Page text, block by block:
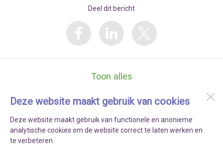
Deze website maakt gebruik van cookies
Deze website maakt gebruik van functionele en anonieme
analytische cookies om de website correct te laten werken en
te verbeteren.
Deel dit bericht
Toon alles
’s Gravenzandelaan 262
2512 JT
Den Haag